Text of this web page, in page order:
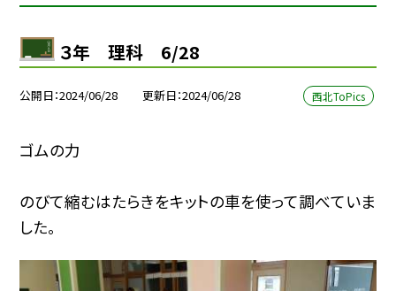
３年 理科 6/28
公開日 2024/06/28 更新日 2024/06/28 西北ToPics
ゴムの力
のびて縮むはたらきをキットの車を使って調べていま
した。